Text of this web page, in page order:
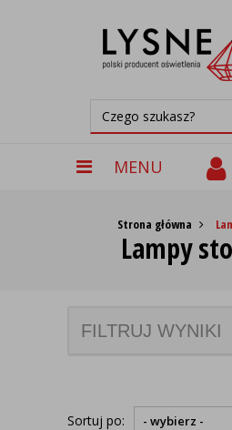
MENU
Strona główna
Lampy
FILTRUJ WYNIKI
Sortuj po: